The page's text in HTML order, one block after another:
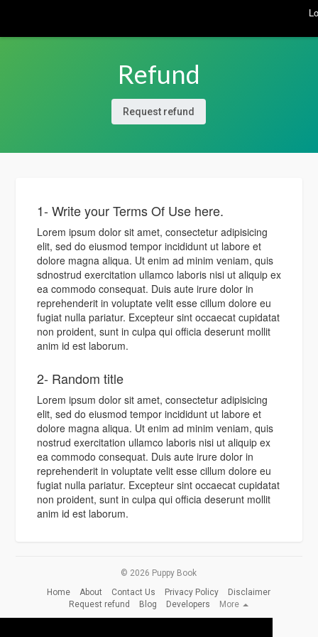
Refund
Request refund
1- Write your Terms Of Use here.
Lorem ipsum dolor sit amet, consectetur adipisicing
elit, sed do eiusmod tempor incididunt ut labore et
dolore magna aliqua. Ut enim ad minim veniam, quis
sdnostrud exercitation ullamco laboris nisi ut aliquip ex
ea commodo consequat. Duis aute irure dolor in
reprehenderit in voluptate velit esse cillum dolore eu
fugiat nulla pariatur. Excepteur sint occaecat cupidatat
non proident, sunt in culpa qui officia deserunt mollit
anim id est laborum.
2- Random title
Lorem ipsum dolor sit amet, consectetur adipisicing
elit, sed do eiusmod tempor incididunt ut labore et
dolore magna aliqua. Ut enim ad minim veniam, quis
nostrud exercitation ullamco laboris nisi ut aliquip ex
ea commodo consequat. Duis aute irure dolor in
reprehenderit in voluptate velit esse cillum dolore eu
fugiat nulla pariatur. Excepteur sint occaecat cupidatat
non proident, sunt in culpa qui officia deserunt mollit
anim id est laborum.
© 2026 Puppy Book
Home
About Contact Us Privacy Policy
Disclaimer
Request refund
Blog Developers
More